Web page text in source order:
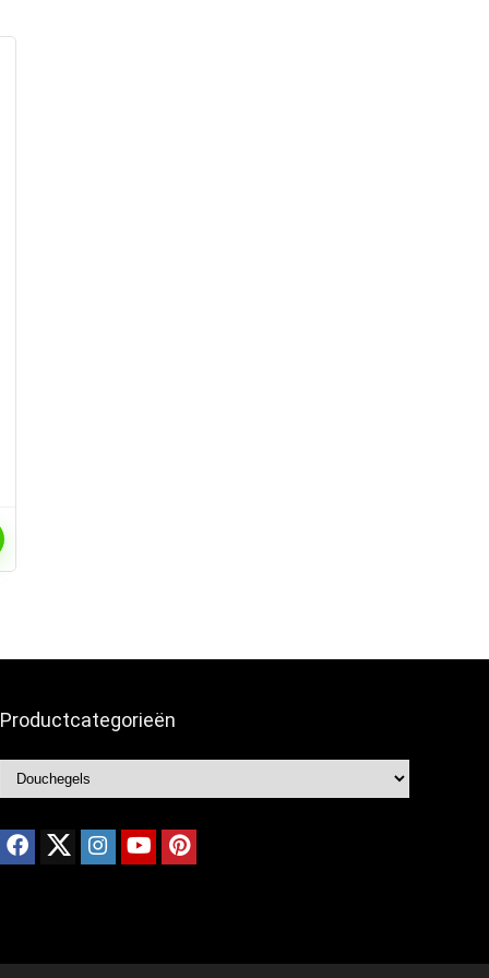
Productcategorieën